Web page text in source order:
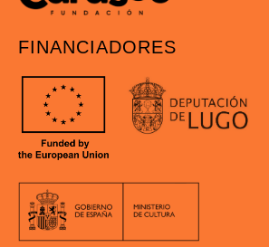
FINANCIADORES